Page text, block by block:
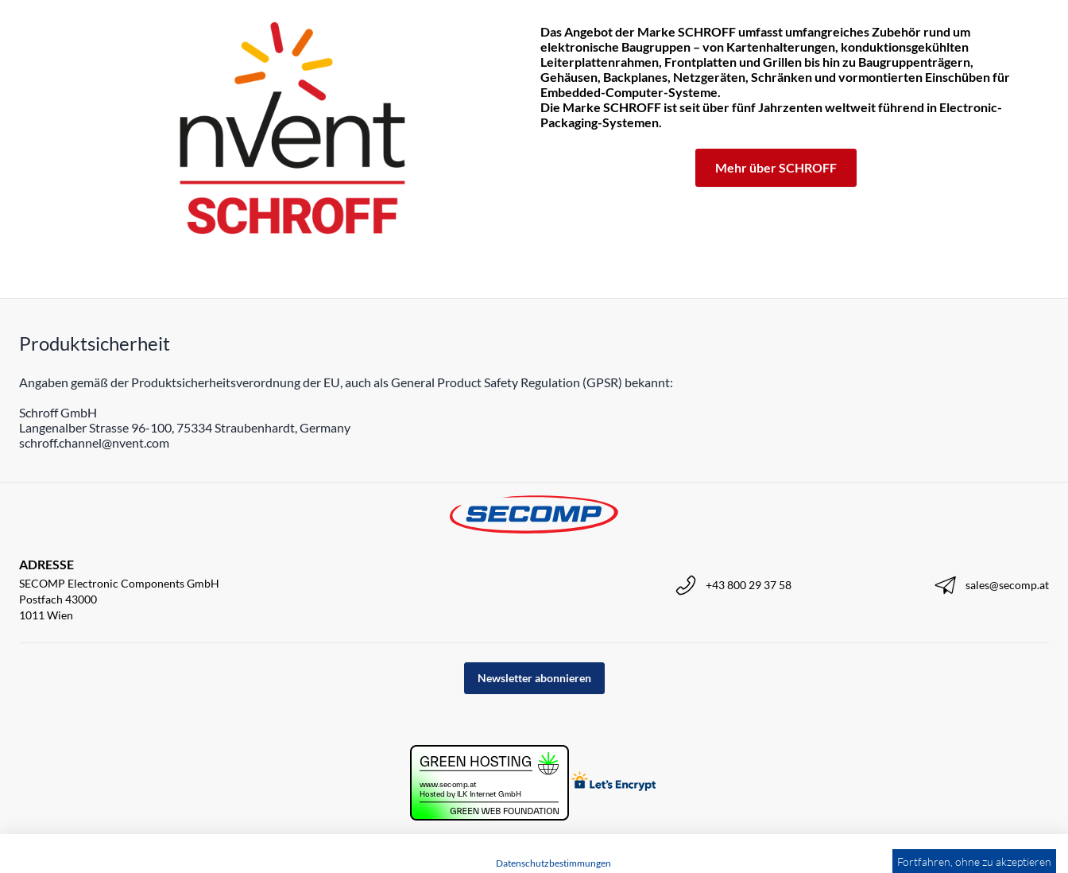
Das Angebot der Marke SCHROFF umfasst umfangreiches Zubehör rund um
elektronische Baugruppen – von Kartenhalterungen, konduktionsgekühlten
Leiterplattenrahmen, Frontplatten und Grillen bis hin zu Baugruppenträgern,
Gehäusen, Backplanes, Netzgeräten, Schränken und vormontierten Einschüben für
Embedded-Computer-Systeme.
Die Marke SCHROFF ist seit über fünf Jahrzenten weltweit führend in Electronic-
Packaging-Systemen.
Mehr über SCHROFF
Produktsicherheit
Angaben gemäß der Produktsicherheitsverordnung der EU, auch als General Product Safety Regulation (GPSR) bekannt:
Schroff GmbH
Langenalber Strasse 96-100, 75334 Straubenhardt, Germany
schroff.channel@nvent.com
ADRESSE
SECOMP Electronic Components GmbH
Postfach 43000
1011 Wien
+43 800 29 37 58 sales@secomp.at
Newsletter abonnieren
Fortfahren, ohne zu akzeptieren
Datenschutzbestimmungen